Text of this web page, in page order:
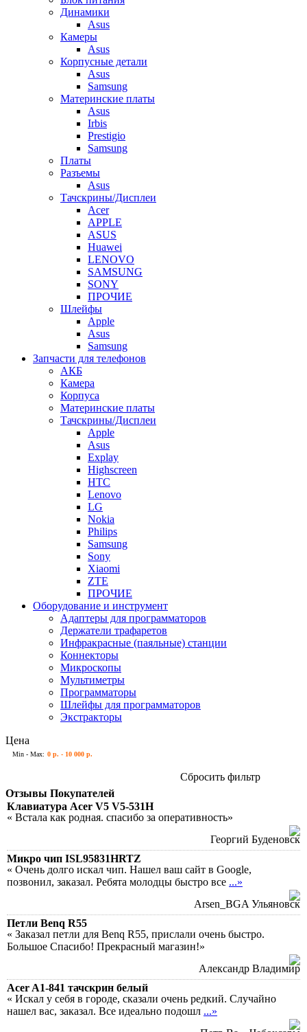
Динамики
Asus
Камеры
Asus
Корпусные детали
Asus
Samsung
Материнские платы
Asus
Irbis
Prestigio
Samsung
Платы
Разъемы
Asus
Тачскрины/Дисплеи
Acer
APPLE
ASUS
Huawei
LENOVO
SAMSUNG
SONY
ПРОЧИЕ
Шлейфы
Apple
Asus
Samsung
Запчасти для телефонов
АКБ
Камера
Корпуса
Материнские платы
Тачскрины/Дисплеи
Apple
Asus
Explay
Highscreen
HTC
Lenovo
LG
Nokia
Philips
Samsung
Sony
Xiaomi
ZTE
ПРОЧИЕ
Оборудование и инструмент
Адаптеры для программаторов
Держатели трафаретов
Инфракрасные (паяльные) станции
Коннекторы
Микроскопы
Мультиметры
Программаторы
Шлейфы для программаторов
Экстракторы
Цена
Min - Max: 0 р. - 10 000 р.
Сбросить фильтр
Отзывы Покупателей
Клавиатура Acer V5 V5-531H
« Встала как родная. спасибо за оперативность»
Георгий Буденовск
Микро чип ISL95831HRTZ
« Очень долго искал чип. Нашел ваш сайт в Google,
позвонил, заказал. Ребята молодцы быстро все ...»
Arsen_BGA Ульяновск
Петли Benq R55
« Заказал петли для Benq R55, прислали очень быстро.
Большое Спасибо! Прекрасный магазин!»
Александр Владимир
Acer A1-841 тачскрин белый
« Искал у себя в городе, сказали очень редкий. Случайно
нашел вас, заказал. Все идеально подошл ...»